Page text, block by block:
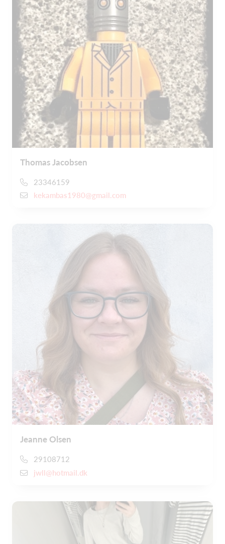
Thomas Jacobsen
23346159
kekambas1980@gmail.com
Jeanne Olsen
29108712
jwll@hotmail.dk